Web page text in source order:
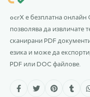
ocrX е безплатна онлайн
позволява да извличате
сканирани PDF
езика и може да
PDF или DOC файлове.